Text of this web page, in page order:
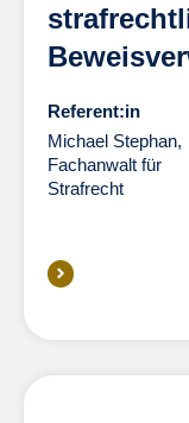
Referent:in
Michael Stephan,
Fachanwalt für
Strafrecht